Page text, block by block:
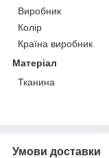
Виробник
Колір
Країна виробник
Матеріал
Тканина
Умови доставки